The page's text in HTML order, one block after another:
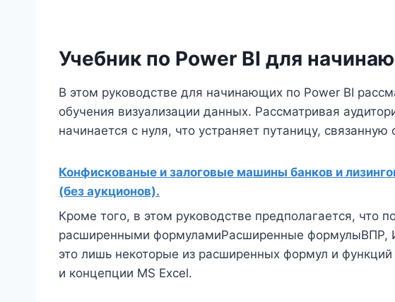
Учебник по Power BI для
В этом руководстве для начинающих по Power BI
обучения визуализации данных. Рассматривая
начинается с нуля, что устраняет путаницу, связанную
Конфискованые и залоговые машины банков и
(без аукционов).
Кроме того, в этом руководстве предполагается, что
расширенными формуламиРасширенные
это лишь некоторые из расширенных формул и
и концепции MS Excel.